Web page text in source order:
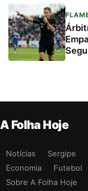
A Folha Hoje
Notícias Sergipe
Economia
Futebol
Sobre A Folha Hoje